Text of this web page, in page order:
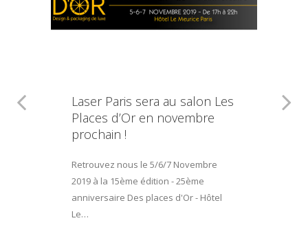
Laser Paris sera au salon Les
Places d’Or en novembre
prochain !
Retrouvez nous le 5/6/7 Novembre
2019 à la 15ème édition - 25ème
anniversaire Des places d'Or - Hôtel
Le…